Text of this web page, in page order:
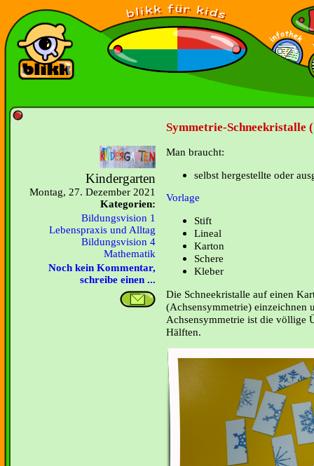
Symmetrie-Schneekristalle
Kindergarten
Montag, 27. Dezember 2021
Kategorien:
Bildungsvision 1
Lebenspraxis und Alltag
Bildungsvision 4
Mathematik
Noch kein Kommentar,
schreibe einen ...
Man braucht:
selbst hergestellte oder
Vorlage
Stift
Lineal
Karton
Schere
Kleber
Die Schneekristalle auf einen
(Achsensymmetrie) einzeichnen
Achsensymmetrie ist die völlige
Hälften.